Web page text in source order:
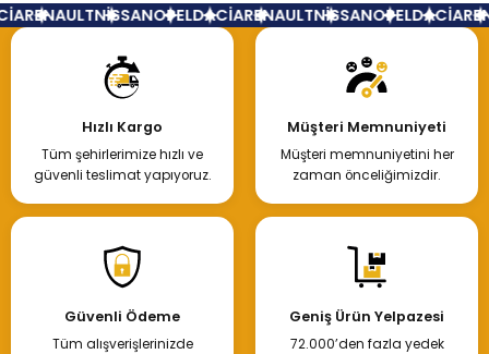
7.000,00 TL
Hemen İncele
RENAULTNİSSANOPELDACİARENAULTNİSSANOPELDACİA
Hızlı Kargo
Tüm şehirlerimize hızlı ve
güvenli teslimat yapıyoruz.
Müşteri Memnuniyeti
Müşteri memnuniyetini her
zaman önceliğimizdir.
Güvenli Ödeme
Tüm alışverişlerinizde
Geniş Ürün Yelpazesi
72.000’den fazla yedek